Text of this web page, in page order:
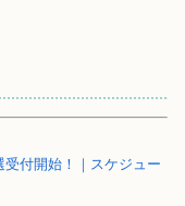
受付開始！｜スケジュー